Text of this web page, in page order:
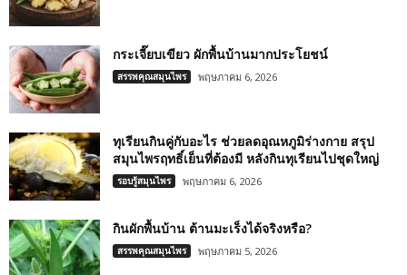
กระเจี๊ยบเขียว ผักพื้นบ้านมากประโยชน์
สรรพคุณสมุนไพร พฤษภาคม 6, 2026
ทุเรียนกินคู่กับอะไร ช่วยลดอุณหภูมิร่างกาย สรุป
สมุนไพรฤทธิ์เย็นที่ต้องมี หลังกินทุเรียนไปชุดใหญ่
รอบรู้สมุนไพร พฤษภาคม 6, 2026
กินผักพื้นบ้าน ต้านมะเร็งได้จริงหรือ?
สรรพคุณสมุนไพร พฤษภาคม 5, 2026